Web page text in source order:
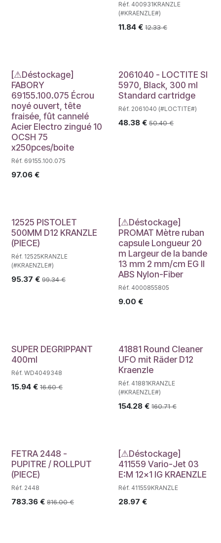
Réf. 400931KRANZLE
(#KRAENZLE#)
11.84€ 12.33€
Déstockage
[⚠Déstockage]
FABORY
69155.100.075 Écrou
noyé ouvert, tête
fraisée, fût cannelé
Acier Electro zingué 10
OCSH 75
x250pces/boite
Réf. 69155.100.075
97.06 €
2061040 - LOCTITE SI
5970, Black, 300 ml
Standard cartridge
Réf. 2061040 (#LOCTITE#)
48.38€ 50.40€
12525 PISTOLET
500MM D12 KRANZLE
(PIECE)
Réf. 12525KRANZLE
(#KRAENZLE#)
95.37 € 99.34€
Déstockage
[⚠Déstockage]
PROMAT Mètre ruban
capsule Longueur 20
m Largeur de la bande
13 mm 2 mm/cm EG II
ABS Nylon-Fiber
Réf. 4000855805
9.00 €
SUPER DEGRIPPANT
400ml
Réf. WD4049348
15.94 € 16.60€
41881 Round Cleaner
UFO mit Räder D12
Kraenzle
Réf. 41881KRANZLE
(#KRAENZLE#)
154.28€ 160.71€
FETRA 2448 -
PUPITRE / ROLLPUT
(PIECE)
Réf. 2448
783.36 € 816.00€
Déstockage
[⚠Déstockage]
411559 Vario-Jet 03
E:M 12x1 IG KRAENZLE
Réf. 411559KRANZLE
28.97 €